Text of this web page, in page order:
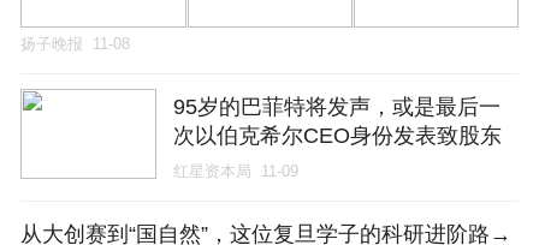
扬子晚报 11-08
95岁的巴菲特将发声，或是最后一
次以伯克希尔CEO身份发表致股东
信
红星资本局 11-09
从大创赛到“国自然”，这位复旦学子的科研进阶路→